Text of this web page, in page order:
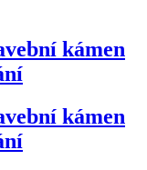
kámen
kámen